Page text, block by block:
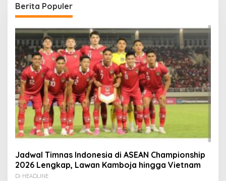
Berita Populer
Jadwal Timnas Indonesia di ASEAN Championship
2026 Lengkap, Lawan Kamboja hingga Vietnam
Di HEADLINE